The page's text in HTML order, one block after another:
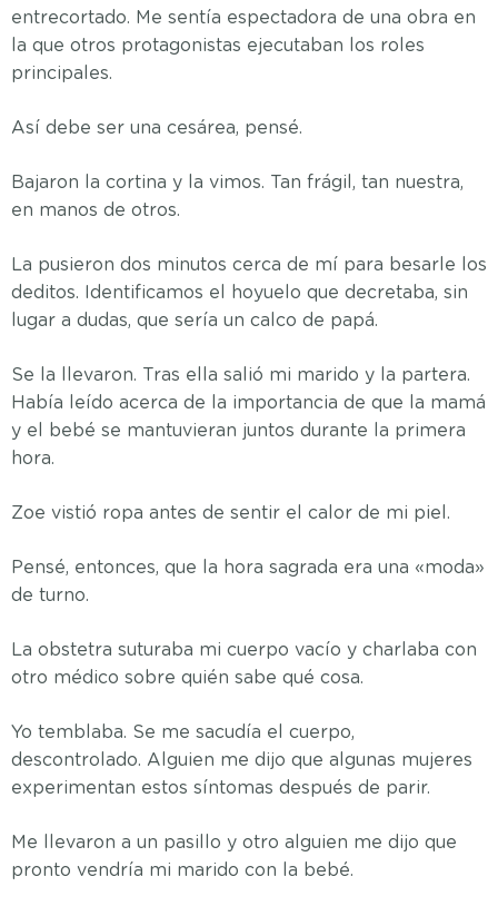
entrecortado. Me sentía espectadora de una obra en
la que otros protagonistas ejecutaban los roles
principales.
Así debe ser una cesárea, pensé.
Bajaron la cortina y la vimos. Tan frágil, tan nuestra,
en manos de otros.
La pusieron dos minutos cerca de mí para besarle los
deditos. Identificamos el hoyuelo que decretaba, sin
lugar a dudas, que sería un calco de papá.
Se la llevaron. Tras ella salió mi marido y la partera.
Había leído acerca de la importancia de que la mamá
y el bebé se mantuvieran juntos durante la primera
hora.
Zoe vistió ropa antes de sentir el calor de mi piel.
Pensé, entonces, que la hora sagrada era una «moda»
de turno.
La obstetra suturaba mi cuerpo vacío y charlaba con
otro médico sobre quién sabe qué cosa.
Yo temblaba. Se me sacudía el cuerpo,
descontrolado. Alguien me dijo que algunas mujeres
experimentan estos síntomas después de parir.
Me llevaron a un pasillo y otro alguien me dijo que
pronto vendría mi marido con la bebé.